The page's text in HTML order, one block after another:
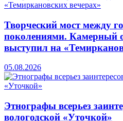
Творческий мост между
поколениями. Камерный
выступил на
05.08.2026
Этнографы всерьез
вологодской «Уточкой»